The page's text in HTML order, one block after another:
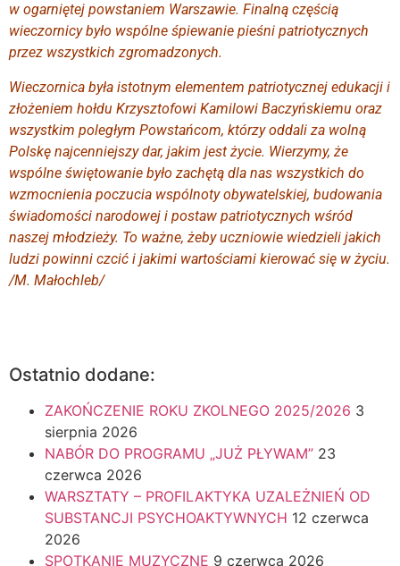
w ogarniętej powstaniem Warszawie. Finalną częścią
wieczornicy było wspólne śpiewanie pieśni patriotycznych
przez wszystkich zgromadzonych.
Wieczornica była istotnym elementem patriotycznej edukacji i
złożeniem hołdu Krzysztofowi Kamilowi Baczyńskiemu oraz
wszystkim poległym Powstańcom, którzy oddali za wolną
Polskę najcenniejszy dar, jakim jest życie. Wierzymy, że
wspólne świętowanie było zachętą dla nas wszystkich do
wzmocnienia poczucia wspólnoty obywatelskiej, budowania
świadomości narodowej i postaw patriotycznych wśród
naszej młodzieży. To ważne, żeby uczniowie wiedzieli jakich
ludzi powinni czcić i jakimi wartościami kierować się w życiu.
/M. Małochleb/
Ostatnio dodane:
ZAKOŃCZENIE ROKU ZKOLNEGO 2025/2026 3
sierpnia 2026
NABÓR DO PROGRAMU „JUŻ PŁYWAM” 23
czerwca 2026
WARSZTATY – PROFILAKTYKA UZALEŻNIEŃ OD
SUBSTANCJI PSYCHOAKTYWNYCH 12 czerwca
2026
SPOTKANIE MUZYCZNE 9 czerwca 2026